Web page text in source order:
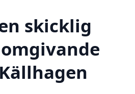
skicklig